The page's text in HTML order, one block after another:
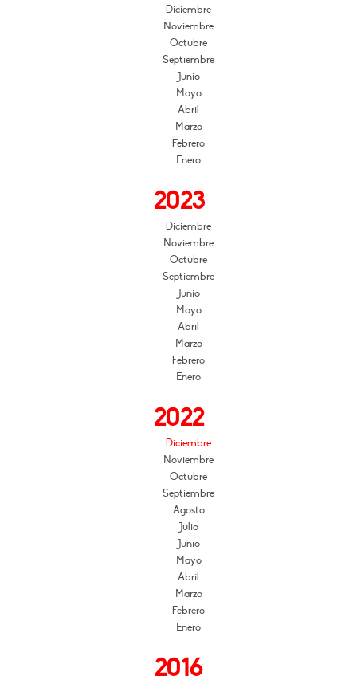
Diciembre
Noviembre
Octubre
Septiembre
Junio
Mayo
Abril
Marzo
Febrero
Enero
2023
Diciembre
Noviembre
Octubre
Septiembre
Junio
Mayo
Abril
Marzo
Febrero
Enero
2022
Diciembre
Noviembre
Octubre
Septiembre
Agosto
Julio
Junio
Mayo
Abril
Marzo
Febrero
Enero
2016